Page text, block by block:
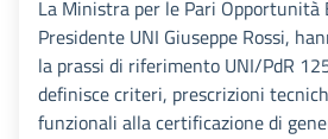
La Ministra per le Pari Opportunità
Presidente UNI Giuseppe Rossi,
la prassi di riferimento UNI/PdR
definisce criteri, prescrizioni
funzionali alla certificazione di